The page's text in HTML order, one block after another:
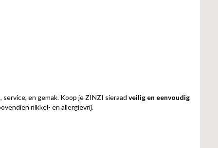
en gemak. Koop je ZINZI sieraad veilig en eenvoudig
nikkel- en allergievrij.